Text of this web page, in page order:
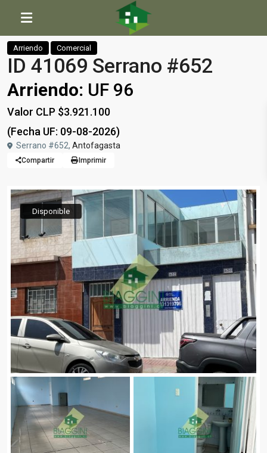
Inicio ID 41069 Serrano #652
Arriendo Comercial
ID 41069 Serrano #652
Arriendo: UF 96
Valor CLP $3.921.100
(Fecha UF: 09-08-2026)
Serrano #652, Antofagasta
Compartir Imprimir
Disponible